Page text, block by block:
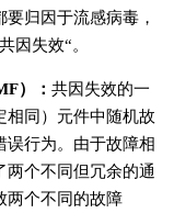
归因于流感病毒，
因失效“。
）： 共因失效的一
相同）元件中随机故
误行为。由于故障相
两个不同但冗余的通
两个不同的故障